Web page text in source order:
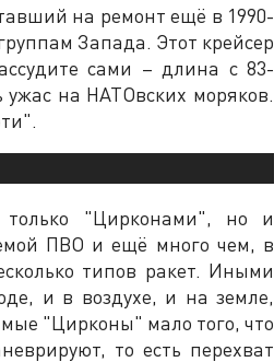
на ремонт ещё в 1990-
Запада. Этот крейсер
сами – длина с 83-
на НАТОвских моряков.
"Цирконами", но и
ПВО и ещё много чем, в
типов ракет. Иными
и в воздухе, и на земле,
"Цирконы" мало того, что
то есть перехват